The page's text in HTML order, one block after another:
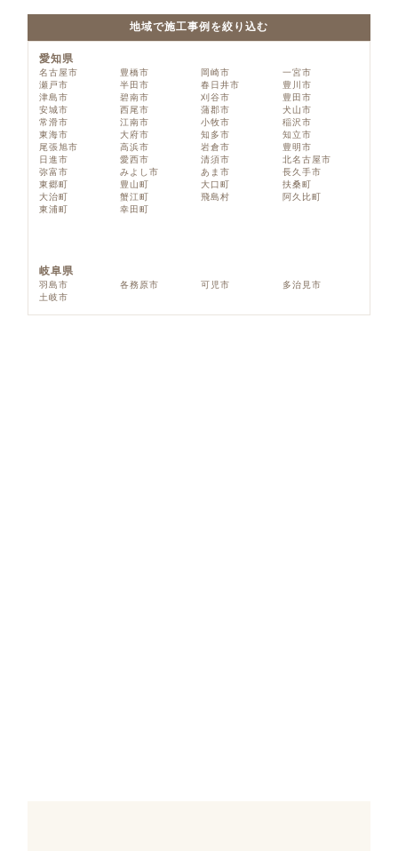
地域で施工事例を絞り込む
愛知県
名古屋市 豊橋市 岡崎市
一宮市
瀬戸市
半田市 春日井市
豊川市
津島市
碧南市 刈谷市
豊田市
安城市
西尾市 蒲郡市
犬山市
常滑市
江南市 小牧市
稲沢市
東海市
大府市 知多市
知立市
尾張旭市
高浜市 岩倉市
豊明市
日進市
愛西市 清須市
北名古屋市
弥富市
みよし市 あま市
長久手市
東郷町
豊山町 大口町
扶桑町
大治町
蟹江町 飛島村
阿久比町
東浦町
幸田町
岐阜県
羽島市 各務原市 可児市
多治見市
土岐市